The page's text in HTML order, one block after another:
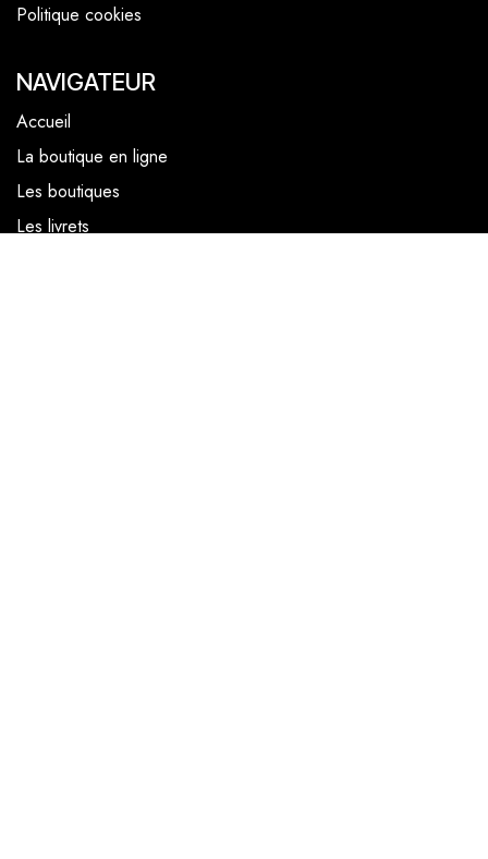
Politique cookies
NAVIGATEUR
Accueil
La boutique en ligne
Les boutiques
Les livrets